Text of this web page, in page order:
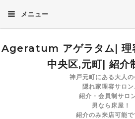
メニュー
Ageratum アゲラタム| 理
中央区,元町| 紹介
神戸元町にある大人の
隠れ家理容サロン
紹介・会員制サロン
男なら床屋！
紹介のみ来店可能で